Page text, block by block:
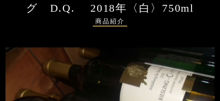
商品紹介
グ D.Q. 2018年〈白〉750ml